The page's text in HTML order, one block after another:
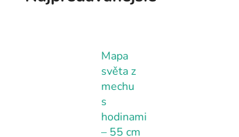
Mapa
světa z
mechu
s
hodinami
– 55 cm